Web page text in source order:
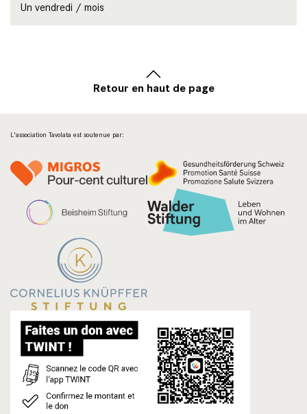
Un vendredi / mois
Retour en haut de page
L'association Tavolata est soutenue par: